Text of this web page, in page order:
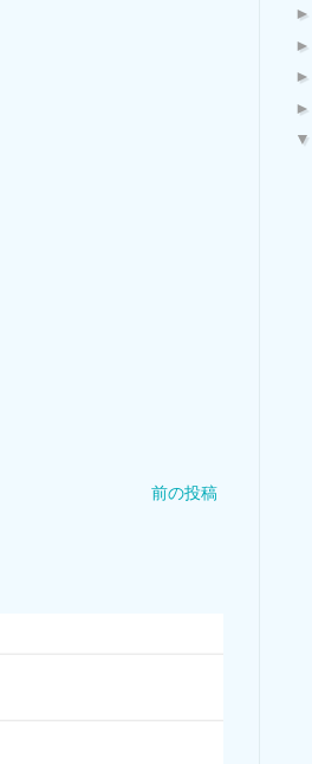
前の投稿
►
►
►
►
▼